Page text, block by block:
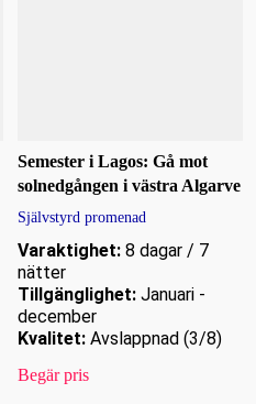
Semester i Lagos: Gå mot
solnedgången i västra Algarve
Självstyrd promenad
Varaktighet: 8 dagar / 7
nätter
Tillgänglighet: Januari -
december
Kvalitet: Avslappnad (3/8)
Begär pris